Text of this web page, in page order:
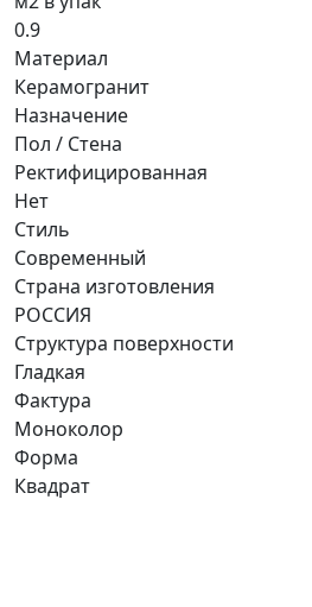
0.9
Материал
Керамогранит
Назначение
Пол / Стена
Ректифицированная
Нет
Стиль
Современный
Страна изготовления
РОССИЯ
Структура поверхности
Гладкая
Фактура
Моноколор
Форма
Квадрат